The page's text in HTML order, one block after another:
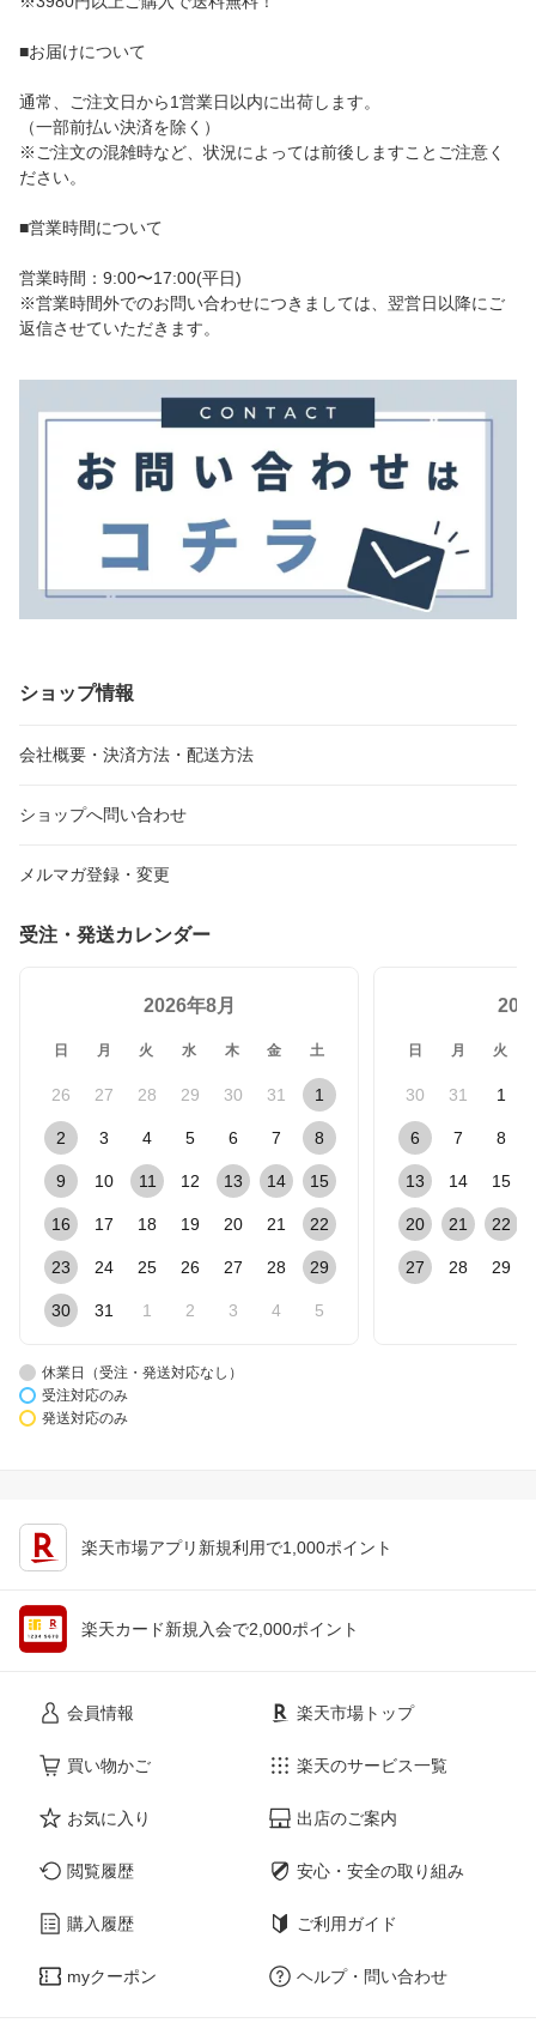
■お届けについて
通常、ご注文日から1営業日以内に出荷します。
（一部前払い決済を除く）
※ご注文の混雑時など、状況によっては前後しますことご注意く
ださい。
■営業時間について
営業時間：9:00〜17:00(平日)
※営業時間外でのお問い合わせにつきましては、翌営日以降にご
返信させていただきます。
ショップ情報
会社概要・決済方法・配送方法
ショップへ問い合わせ
メルマガ登録・変更
受注・発送カレンダー
2026年8月
日 月 火 水 木 金 土
26 27 28 29 30 31 1
2 3 4 5 6 7 8
9 10 11 12 13 14 15
16 17 18 19 20 21 22
23 24 25 26 27 28 29
30 31 1 2 3 4 5
日 月 火
30 31 1
6 7 8
13 14 15
20 21 22
27 28 29
休業日（受注・発送対応なし）
受注対応のみ
発送対応のみ
楽天市場アプリ新規利用で1,000ポイント
楽天カード新規入会で2,000ポイント
会員情報
買い物かご
お気に入り
閲覧履歴
購入履歴
myクーポン
楽天市場トップ
楽天のサービス一覧
出店のご案内
安心・安全の取り組み
ご利用ガイド
ヘルプ・問い合わせ